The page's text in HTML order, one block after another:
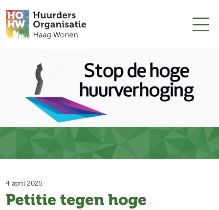
4 april 2025
Petitie tegen hoge